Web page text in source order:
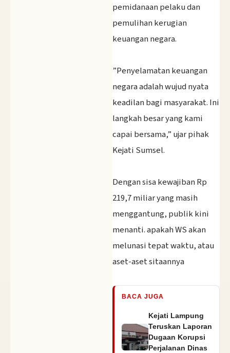
pemidanaan pelaku dan
pemulihan kerugian
keuangan negara.
‎”Penyelamatan keuangan
negara adalah wujud nyata
keadilan bagi masyarakat. Ini
langkah besar yang kami
capai bersama,” ujar pihak
Kejati Sumsel.
‎Dengan sisa kewajiban Rp
219,7 miliar yang masih
menggantung, publik kini
menanti. apakah WS akan
melunasi tepat waktu, atau
aset-aset sitaannya
BACA JUGA
Kejati Lampung
Teruskan Laporan
Dugaan Korupsi
Perjalanan Dinas